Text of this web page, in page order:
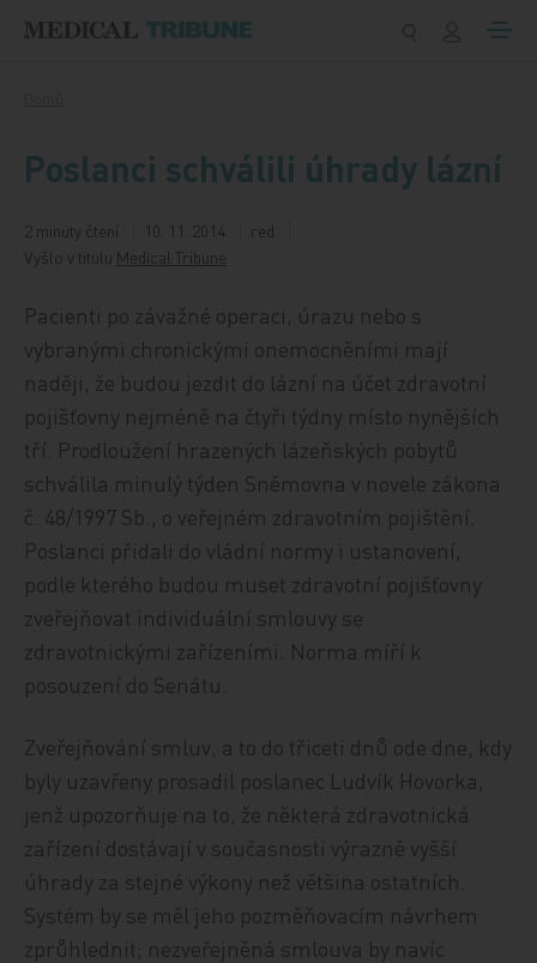
Poslanci schválili úhrady lázní
2 minuty čtení 10. 11. 2014
red
Vyšlo v titulu Medical Tribune
Pacienti po závažné operaci, úrazu nebo s
vybranými chronickými onemocněními mají
naději, že budou jezdit do lázní na účet zdravotní
pojišťovny nejméně na čtyři týdny místo nynějších
tří. Prodloužení hrazených lázeňských pobytů
schválila minulý týden Sněmovna v novele zákona
č. 48/1997 Sb., o veřejném zdravotním pojištění.
Poslanci přidali do vládní normy i ustanovení,
podle kterého budou muset zdravotní pojišťovny
zveřejňovat individuální smlouvy se
zdravotnickými zařízeními. Norma míří k
posouzení do Senátu.
Zveřejňování smluv, a to do třiceti dnů ode dne, kdy
byly uzavřeny prosadil poslanec Ludvík Hovorka,
jenž upozorňuje na to, že některá zdravotnická
zařízení dostávají v současnosti výrazně vyšší
úhrady za stejné výkony než většina ostatních.
Systém by se měl jeho pozměňovacím návrhem
zprůhlednit; nezveřejněná smlouva by navíc